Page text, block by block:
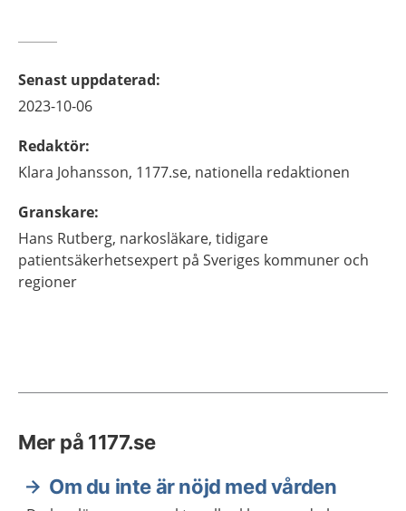
Senast uppdaterad:
2023-10-06
Redaktör:
Klara Johansson, 1177.se, nationella redaktionen
Granskare:
Hans Rutberg, narkosläkare, tidigare
patientsäkerhetsexpert på Sveriges kommuner och
regioner
Mer på 1177.se
Om du inte är nöjd med vården